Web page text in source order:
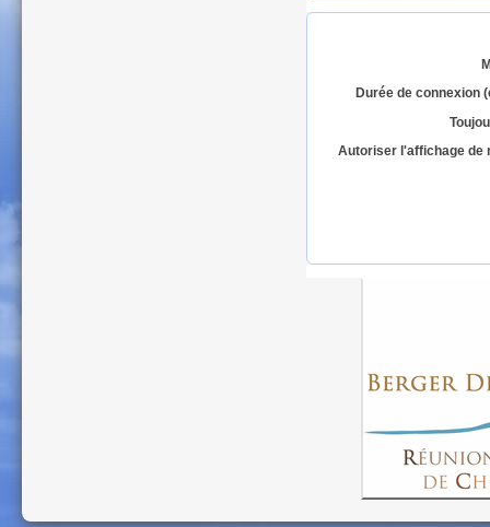
Durée de connexion
Autoriser l'affichage de